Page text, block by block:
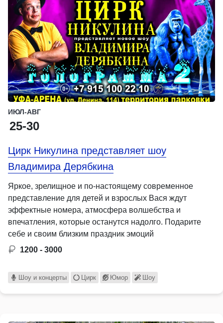
ИЮЛ-АВГ
25-30
Цирк Никулина представляет шоу
Владимира Дерябкина
Яркое, зрелищное и по-настоящему современное
представление для детей и взрослых Вася ждут
эффектные номера, атмосфера волшебства и
впечатления, которые останутся надолго. Подарите
себе и своим близким праздник эмоций
1200 - 3000
Шоу и концерты Цирк Юмор Шоу